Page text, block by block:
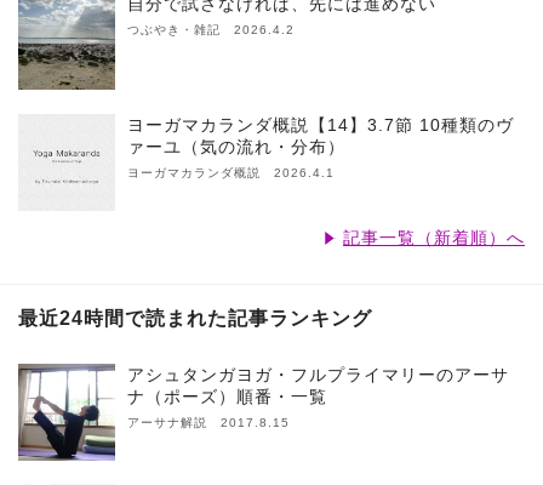
つぶやき・雑記 2026.4.2
ヨーガマカランダ概説【14】3.7節 10種類のヴ
ァーユ（気の流れ・分布）
ヨーガマカランダ概説 2026.4.1
記事一覧（新着順）へ
最近24時間で読まれた記事ランキング
アシュタンガヨガ・フルプライマリーのアーサ
ナ（ポーズ）順番・一覧
アーサナ解説 2017.8.15